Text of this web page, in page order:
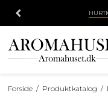
Forside / Produktkatalog /